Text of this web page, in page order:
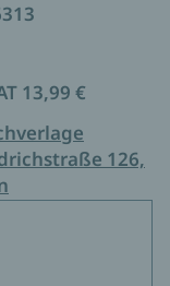
was die
danach
bemerken und
neu zu
ein
Leben
13,99 €
126,